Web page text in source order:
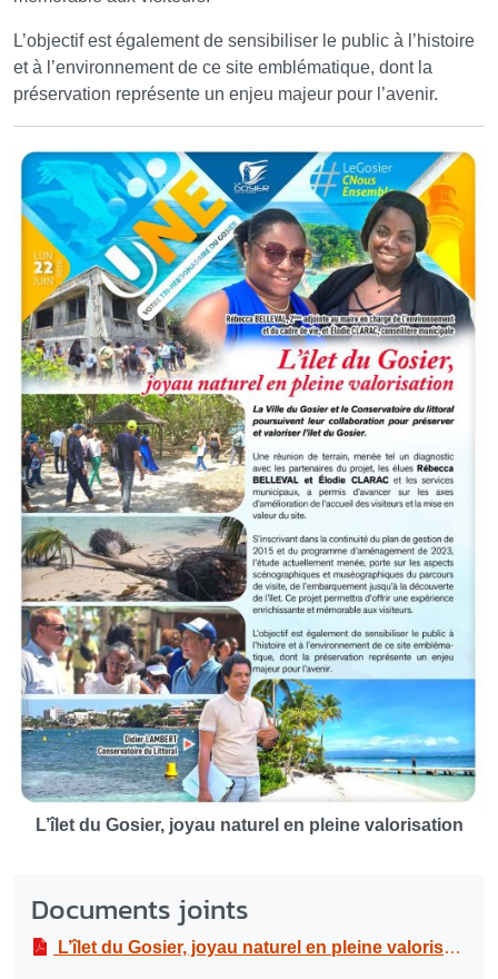
L’objectif est également de sensibiliser le public à l’histoire
et à l’environnement de ce site emblématique, dont la
préservation représente un enjeu majeur pour l’avenir.
L’îlet du Gosier, joyau naturel en pleine valorisation
Documents joints
L’îlet du Gosier, joyau naturel en pleine valorisation